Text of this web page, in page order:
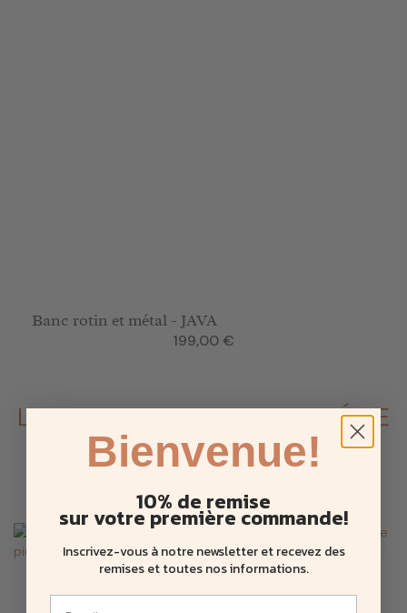
Banc rotin et métal - JAVA
Prix
199,00 €
LES CLIENTS QUI ONT ACHETÉ CE
PRODUIT ONT ÉGALEMENT
ACHETÉ :
Bienvenue!
10% de remise
sur votre première commande!
Inscrivez-vous à notre newsletter et recevez des
remises et toutes nos informations.